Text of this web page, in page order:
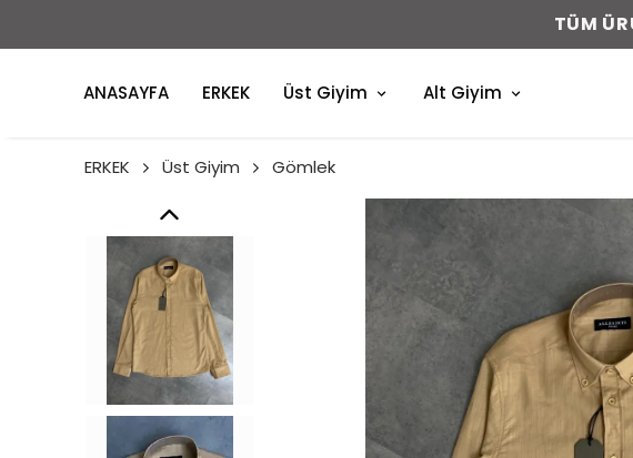
0-48
ANASAYFA ERKEK Üst Giyim Alt Giyim
ERKEK Üst Giyim Gömlek